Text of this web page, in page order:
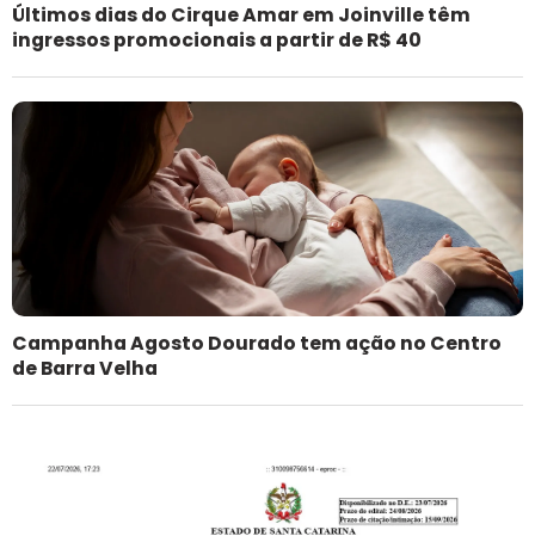
Últimos dias do Cirque Amar em Joinville têm
ingressos promocionais a partir de R$ 40
Campanha Agosto Dourado tem ação no Centro
de Barra Velha